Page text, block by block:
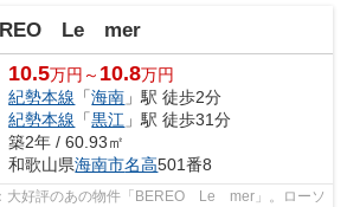
Le mer
10.5万円～ 10.8万円
紀勢本線 「海南 」駅 徒歩2分
紀勢本線 「黒江 」駅 徒歩31分
築2年 / 60.93㎡
和歌山県海南市名高501番8
大好評のあの物件「BEREO Le mer」。ローソ